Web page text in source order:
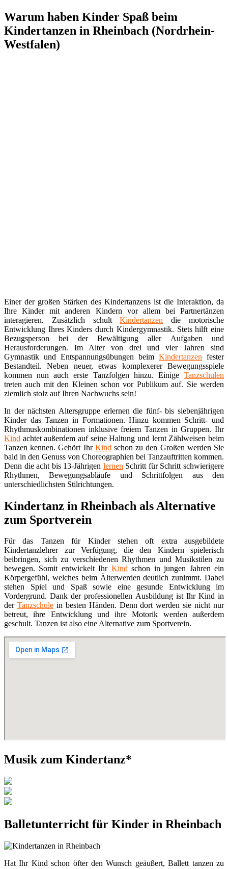
Warum haben Kinder Spaß beim
Kindertanzen in Rheinbach (Nordrhein-
Westfalen)
Einer der großen Stärken des Kindertanzens ist die Interaktion, da
Ihre Kinder mit anderen Kindern vor allem bei Partnertänzen
interagieren. Zusätzlich schultKindertanzen die motorische
Entwicklung Ihres Kinders durch Kindergymnastik. Stets hilft eine
Bezugsperson bei der Bewältigung aller Aufgaben und
Herausforderungen. Im Alter von drei und vier Jahren sind
Gymnastik und Entspannungsübungen beim Kindertanzen fester
Bestandteil. Neben neuer, etwas komplexerer Bewegungsspiele
kommen nun auch erste Tanzfolgen hinzu. Einige Tanzschulen
treten auch mit den Kleinen schon vor Publikum auf. Sie werden
ziemlich stolz auf Ihren Nachwuchs sein!
In der nächsten Altersgruppe erlernen die fünf- bis siebenjährigen
Kinder das Tanzen in Formationen. Hinzu kommen Schritt- und
Rhythmuskombinationen inklusive freiem Tanzen in Gruppen. Ihr
Kind achtet außerdem auf seine Haltung und lernt Zählweisen beim
Tanzen kennen. Gehört Ihr Kind schon zu den Großen werden Sie
bald in den Genuss von Choreographien bei Tanzauftritten kommen.
Denn die acht bis 13-Jährigen lernen Schritt für Schritt schwierigere
Rhythmen, Bewegungsabläufe und Schrittfolgen aus den
unterschiedlichsten Stilrichtungen.
Kindertanz in Rheinbach als Alternative
zum Sportverein
Für das Tanzen für Kinder stehen oft extra ausgebildete
Kindertanzlehrer zur Verfügung, die den Kindern spielerisch
beibringen, sich zu verschiedenen Rhythmen und Musikstilen zu
bewegen. Somit entwickelt Ihr Kindschon in jungen Jahren ein
Körpergefühl, welches beim Älterwerden deutlich zunimmt. Dabei
stehen Spiel und Spaß sowie eine gesunde Entwicklung im
Vordergrund. Dank der professionellen Ausbildung ist Ihr Kind in
der Tanzschulein besten Händen. Denn dort werden sie nicht nur
betreut, ihre Entwicklung und ihre Motorik werden außerdem
geschult. Tanzen ist also eine Alternative zum Sportverein.
Musik zum Kindertanz*
Balletunterricht für Kinder in Rheinbach
Hat Ihr Kind schon öfter den Wunsch geäußert, Ballett tanzen zu